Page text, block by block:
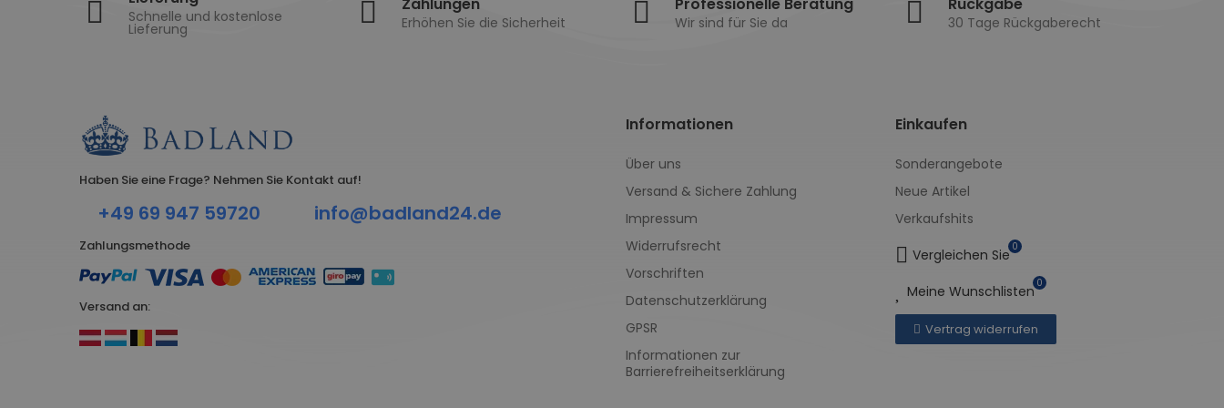
Schnelle und kostenlose
Lieferung Erhöhen Sie die Sicherheit Wir sind für Sie da 30 Tage Rückgaberecht
Haben Sie eine Frage? Nehmen Sie Kontakt auf!
+49 69 947 59720 info@badland24.de
Zahlungsmethode
Versand an:
Informationen
Über uns
Versand & Sichere Zahlung
Impressum
Widerrufsrecht
Vorschriften
Datenschutzerklärung
GPSR
Informationen zur
Barrierefreiheitserklärung
Einkaufen
Sonderangebote
Neue Artikel
Verkaufshits
Vergleichen Sie 0
Meine Wunschlisten 0
Vertrag widerrufen